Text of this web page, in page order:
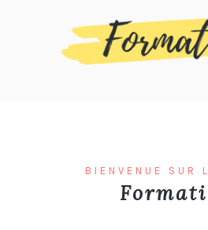
BIENVENUE SUR